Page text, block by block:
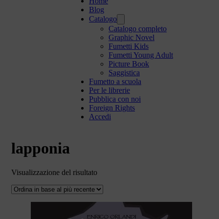
Blog
Catalogo
Catalogo completo
Graphic Novel
Fumetti Kids
Fumetti Young Adult
Picture Book
Saggistica
Fumetto a scuola
Per le librerie
Pubblica con noi
Foreign Rights
Accedi
lapponia
Visualizzazione del risultato